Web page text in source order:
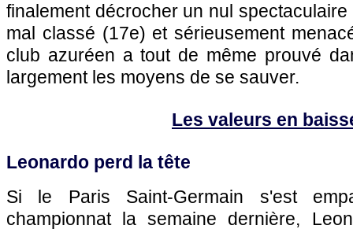
finalement décrocher un nul
mal classé (17e) et sérieusement
club azuréen a tout de même prouvé
largement les moyens de se sauver.
Les valeurs en
Leonardo perd la tête
Si le Paris Saint-Germain s'est
championnat la semaine dernière,